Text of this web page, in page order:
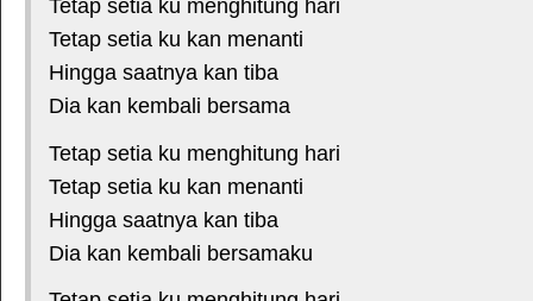
Tetap setia ku menghitung hari
Tetap setia ku kan menanti
Hingga saatnya kan tiba
Dia kan kembali bersama
Tetap setia ku menghitung hari
Tetap setia ku kan menanti
Hingga saatnya kan tiba
Dia kan kembali bersamaku